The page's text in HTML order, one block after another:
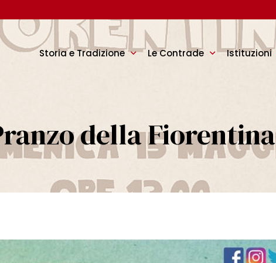
Storia e Tradizione Le Contrade Istituzioni
della Fiorentina